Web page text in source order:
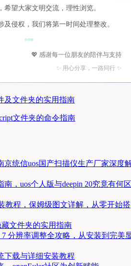
希望大家文明交流，理性浏览。
及侵权，我们将第一时间处理整改。
💖 感谢每一位朋友的陪伴与支持
✨ 用心分享，一路同行 ✨
及文件夹的实用指南
文件夹的命令指南
京统信uos国产扫描仪生产厂家深度
，uos个人版与deepin 20究竟有何区
教程，保姆级图文详解，从零开始搭
文件夹的实用指南
7 分辨率调整全攻略，从安装到完美
下载与详细安装教程